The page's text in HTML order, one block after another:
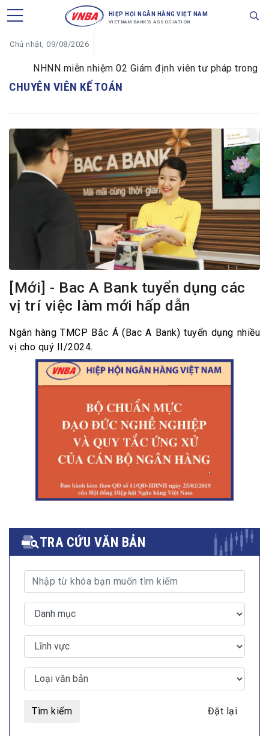
HIỆP HỘI NGÂN HÀNG VIỆT NAM
VIETNAM BANK'S ASSOCIATION
Chủ nhật, 09/08/2026
NHNN miễn nhiệm 02 Giám định viên tư pháp trong
CHUYÊN VIÊN KẾ TOÁN
[Mới] - Bac A Bank tuyển dụng các
vị trí việc làm mới hấp dẫn
Ngân hàng TMCP Bắc Á (Bac A Bank) tuyển dụng nhiều
vị cho quý II/2024.
TRA CỨU VĂN BẢN
Tìm kiếm Đặt lại